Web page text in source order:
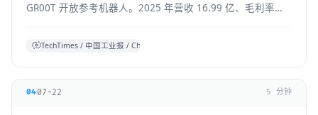
GR00T 开放参考机器人。2025 年营收 16.99 亿、毛利率
TechTimes / 中国工业报 / China Daily 综合
0407-22 5 分钟